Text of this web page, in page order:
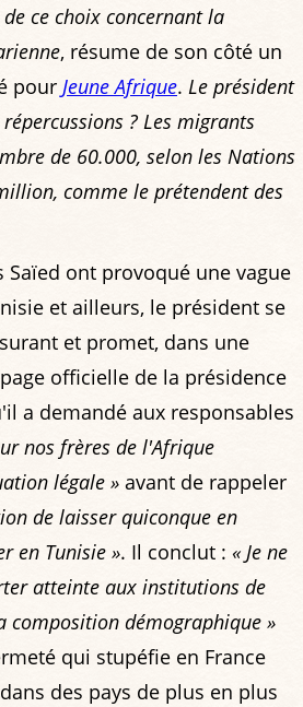
ce choix concernant la
, résume de son côté un
pour Jeune Afrique. Le président
? Les migrants
de 60.000, selon les Nations
comme le prétendent des
Saïed ont provoqué une vague
et ailleurs, le président se
et promet, dans une
officielle de la présidence
a demandé aux responsables
nos frères de l'Afrique
légale » avant de rappeler
de laisser quiconque en
en Tunisie ». Il conclut : « Je ne
atteinte aux institutions de
composition démographique »
qui stupéfie en France
des pays de plus en plus